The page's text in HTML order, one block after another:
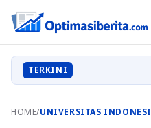
TERKINI
HOME/UNIVERSITAS